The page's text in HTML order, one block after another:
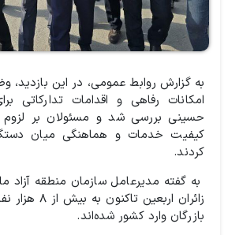
به گزارش روابط عمومی، در این
امکانات رفاهی و اقدامات تدارکاتی
حسینی بررسی شد و مسئولان بر لزوم
کیفیت خدمات و هماهنگی میان
کردند.
به گفته مدیرعامل سازمان منطقه آزاد
زائران اربعین
بازرگان وارد کشور شده‌اند.